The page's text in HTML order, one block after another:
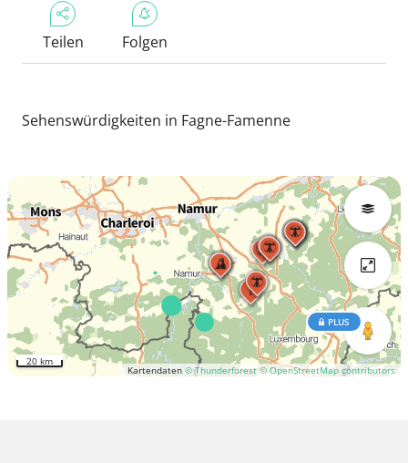
Teilen Folgen
Sehenswürdigkeiten in Fagne-Famenne
Kartendaten© Thunderforest © OpenStreetMap contributors
PLUS
20 km